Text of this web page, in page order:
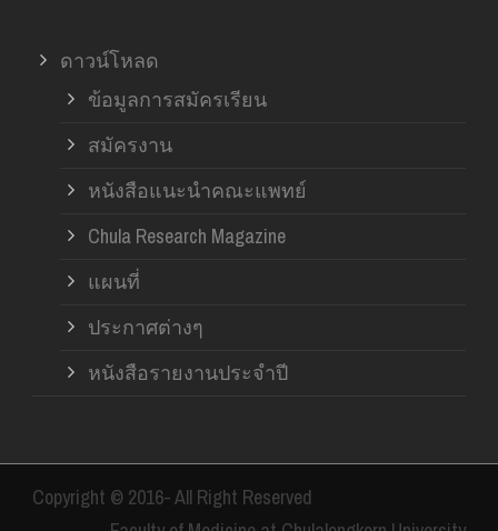
ดาวน์โหลด
ข้อมูลการสมัครเรียน
สมัครงาน
หนังสือแนะนำคณะแพทย์
Chula Research Magazine
แผนที่
ประกาศต่างๆ
หนังสือรายงานประจำปี
Copyright © 2016- All Right Reserved